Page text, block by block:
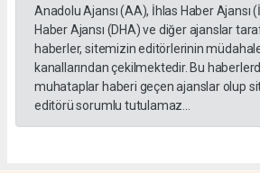
Anadolu Ajansı (AA), İhlas Haber Ajansı
Haber Ajansı (DHA) ve diğer ajanslar
haberler, sitemizin editörlerinin
kanallarından çekilmektedir. Bu
muhataplar haberi geçen ajanslar olup
editörü sorumlu tutulamaz...